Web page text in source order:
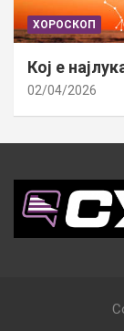
ХОРОСКОП
Кој е
02/04/2026